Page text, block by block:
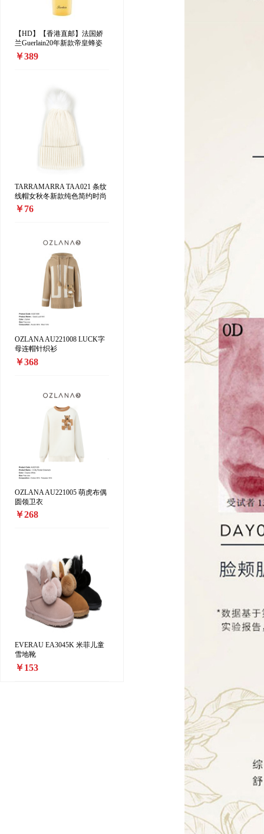
【HD】【香港直邮】法国娇
兰Guerlain20年新款帝皇蜂姿
修护蜜润柔肤水 25×蜂皇水
150ml
￥389
TARRAMARRA TAA021 条纹
线帽女秋冬新款纯色简约时尚
毛球百搭时尚保暖
￥76
OZLANA AU221008 LUCK字
母连帽针织衫
￥368
OZLANA AU221005 萌虎布偶
圆领卫衣
￥268
EVERAU EA3045K 米菲儿童
雪地靴
￥153